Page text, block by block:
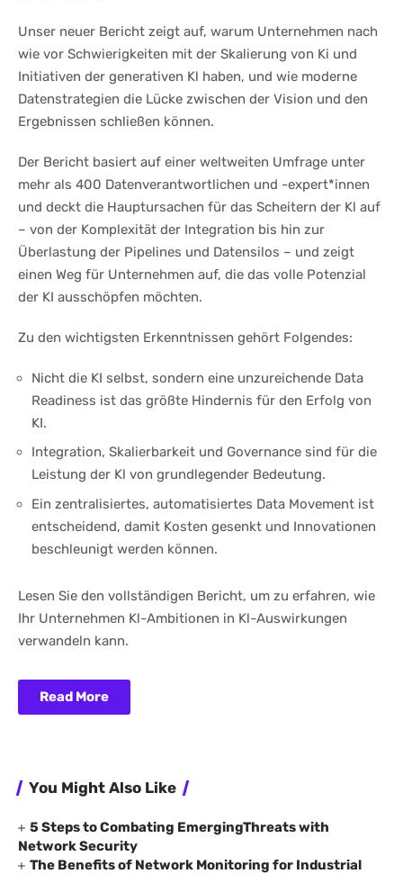
Unser neuer Bericht zeigt auf, warum Unternehmen nach
wie vor Schwierigkeiten mit der Skalierung von Ki und
Initiativen der generativen Kl haben, und wie moderne
Datenstrategien die Lücke zwischen der Vision und den
Ergebnissen schließen können.
Der Bericht basiert auf einer weltweiten Umfrage unter
mehr als 400 Datenverantwortlichen und -expert*innen
und deckt die Hauptursachen für das Scheitern der Kl auf
– von der Komplexität der Integration bis hin zur
Überlastung der Pipelines und Datensilos – und zeigt
einen Weg für Unternehmen auf, die das volle Potenzial
der KI ausschöpfen möchten.
Zu den wichtigsten Erkenntnissen gehört Folgendes:
Nicht die KI selbst, sondern eine unzureichende Data
Readiness ist das größte Hindernis für den Erfolg von
KI.
Integration, Skalierbarkeit und Governance sind für die
Leistung der Kl von grundlegender Bedeutung.
Ein zentralisiertes, automatisiertes Data Movement ist
entscheidend, damit Kosten gesenkt und Innovationen
beschleunigt werden können.
Lesen Sie den vollständigen Bericht, um zu erfahren, wie
Ihr Unternehmen Kl-Ambitionen in Kl-Auswirkungen
verwandeln kann.
Read More
You Might Also Like
5 Steps to Combating EmergingThreats with
Network Security
The Benefits of Network Monitoring for Industrial